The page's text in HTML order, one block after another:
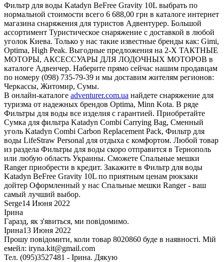
Фильтр для воды Katadyn BeFree Gravity 10L выбрать по
нормальной стоимости всего 6 688,00 грн в каталоге интернет
магазина снаряжения для туристов Адвентурер. Большой
ассортимент Туристическое снаряжение с доставкой в любой
уголок Киева. Только у нас такие известные бренды как: Gimi,
Optima, High Peak. Выгодные предложения на 2-Х ТАКТНЫЕ
МОТОРЫ, АКСЕССУАРЫ ДЛЯ ЛОДОЧНЫХ МОТОРОВ в
каталоге Адвенчер. Наберите прямо сейчас нашим продавцам
по номеру (098) 735-79-39 и мы доставим жителям регионов:
Черкассы, Житомир, Сумы.
В онлайн-каталоге adventurer.com.ua найдете снаряжение для
туризма от надежных брендов Optima, Minn Kota. В ряде
Фильтры для воды все изделия с гарантией. Приобретайте
Сумка для фильтра Katadyn Combi Carrying Bag, Сменный
уголь Katadyn Combi Carbon Replacement Pack, Фильтр для
воды LifeStraw Personal для отдыха с комфортом. Любой товар
из раздела Фильтры для воды скоро отправится в Тернополь
или любую область Украины. Сможете Спальные мешки
Ranger приобрести в кредит. Закажите в Фильтр для воды
Katadyn BeFree Gravity 10L по приятным ценам рюкзаки
дойтер Оформленный у нас Спальные мешки Ranger - ваш
самый лучший выбор.
Serge14 Июня 2022
Ірина
Гаразд, як з'явиться, ми повідомимо.
Ірина13 Июня 2022
Прошу повідомити, коли товар 8020860 буде в наявності. Мій
емейл: iryna.kit@gmail.com
Тел. (095)3527481 - Ірина. Дякую